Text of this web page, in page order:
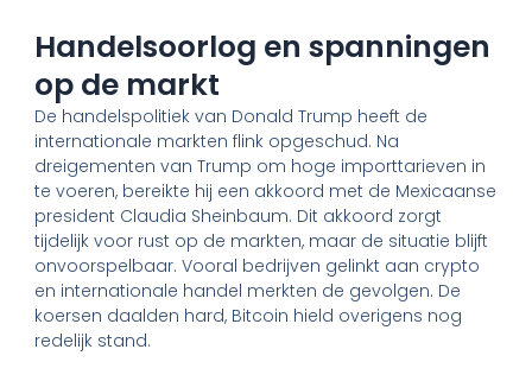
Handelsoorlog en spanningen
op de markt
De handelspolitiek van Donald Trump heeft de
internationale markten flink opgeschud. Na
dreigementen van Trump om hoge importtarieven in
te voeren, bereikte hij een akkoord met de Mexicaanse
president Claudia Sheinbaum. Dit akkoord zorgt
tijdelijk voor rust op de markten, maar de situatie blijft
onvoorspelbaar. Vooral bedrijven gelinkt aan crypto
en internationale handel merkten de gevolgen. De
koersen daalden hard, Bitcoin hield overigens nog
redelijk stand.